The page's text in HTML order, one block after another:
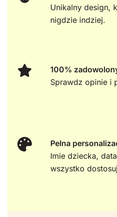
Unikalny design,
nigdzie indziej.
100%
Sprawdz opinie i
Pelna
Imie dziecka,
wszystko